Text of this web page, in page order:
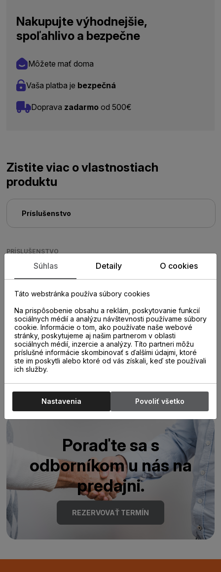
Nakupujte výhodnejšie,
spoľahlivo a bezpečne
Môžete mať doma
Vaša platba je bezpečná
Doprava zadarmo od 500€
Zistite viac o vlastnostiach
produktu
Príslušenstvo
PRÍSLUŠENSTVO
Poraďte sa s
odborníkom u nás na
predajni.
REZERVOVAŤ TERMÍN
Súhlas Detaily O cookies
Táto webstránka používa súbory cookies
Na prispôsobenie obsahu a reklám, poskytovanie funkcií
sociálnych médií a analýzu návštevnosti používame súbory
cookie. Informácie o tom, ako používate naše webové
stránky, poskytujeme aj našim partnerom v oblasti
sociálnych médií, inzercie a analýzy. Títo partneri môžu
príslušné informácie skombinovať s ďalšími údajmi, ktoré
ste im poskytli alebo ktoré od vás získali, keď ste používali
ich služby.
Nastavenia Povoliť všetko